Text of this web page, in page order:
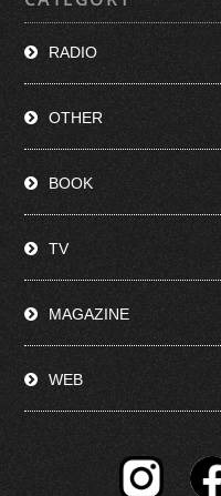
RADIO
OTHER
BOOK
TV
MAGAZINE
WEB